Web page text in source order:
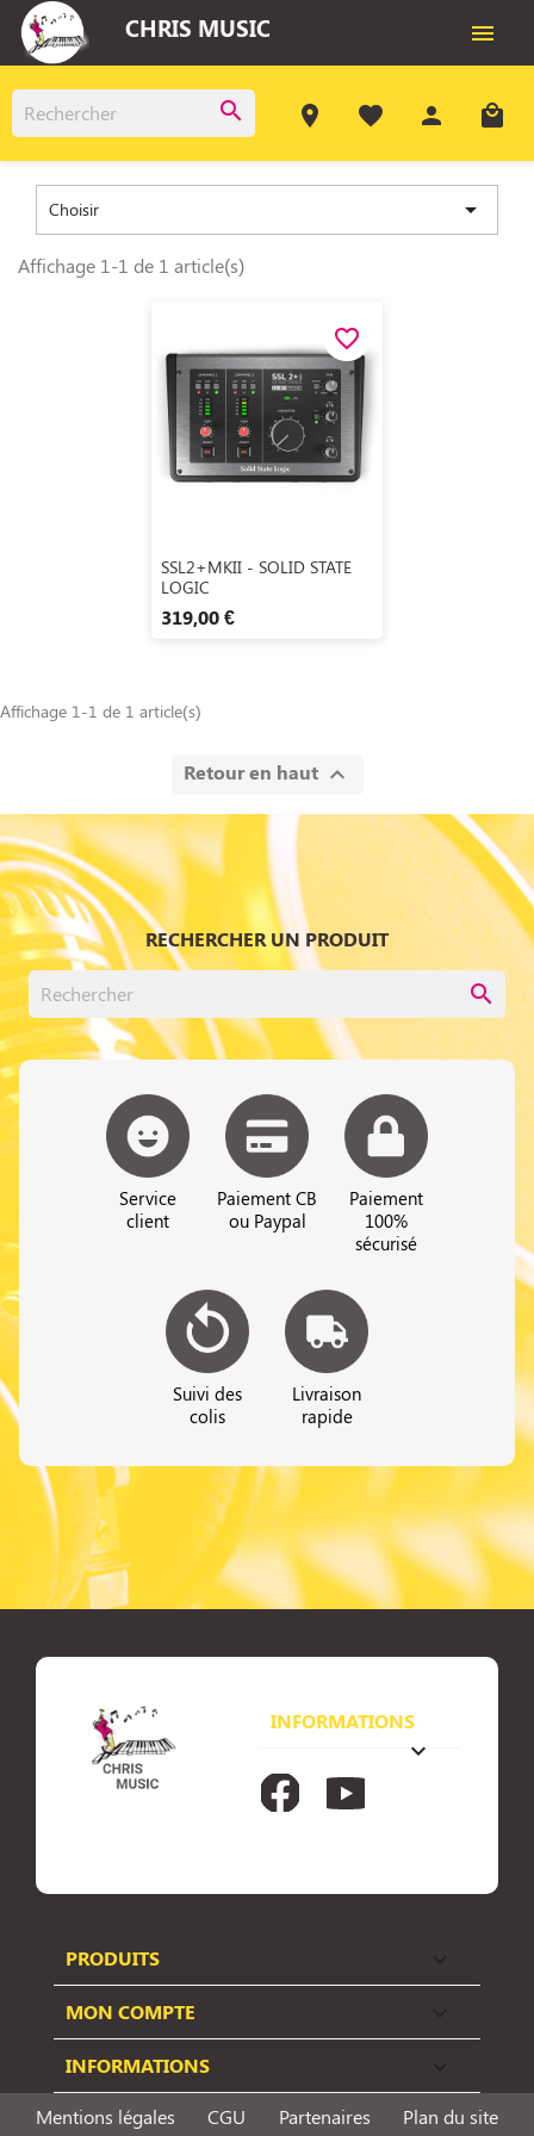
CHRIS MUSIC 
search room favorite person local_mall
Choisir 
Affichage 1-1 de 1 article(s)
Aperçu rapide
SSL2+MKII - SOLID STATE
LOGIC
319,00 €
favorite_border
Affichage 1-1 de 1 article(s)
Retour en haut 
RECHERCHER UN PRODUIT
search
Service
client
Paiement CB
ou Paypal
Paiement
100%
sécurisé
Suivi des
colis
Livraison
rapide
INFORMATIONS
keyboard_arrow_down
FacebookYouTube
PRODUITS
MON COMPTE
INFORMATIONS
Mentions légales CGU Partenaires Plan du site